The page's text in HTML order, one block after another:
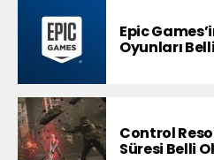
Epic
Oyunları
Control
Süresi Belli